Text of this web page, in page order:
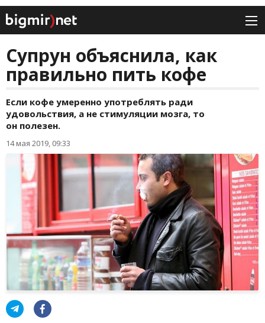
Супрун объяснила, как
правильно пить кофе
Если кофе умеренно употреблять ради
удовольствия, а не стимуляции мозга, то
он полезен.
14 мая 2019, 09:33